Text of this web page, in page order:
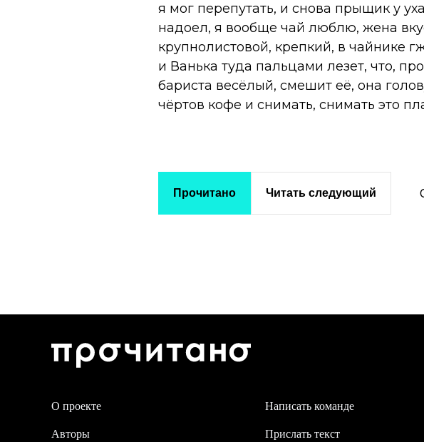
я мог перепутать, и снова прыщик у
надоел, я вообще чай люблю, жена
крупнолистовой, крепкий, в чайнике
и Ванька туда пальцами лезет, что,
бариста весёлый, смешит её, она
чёртов кофе и снимать, снимать это
Прочитано Читать следующий
О проекте Написать команде
Авторы Прислать текст